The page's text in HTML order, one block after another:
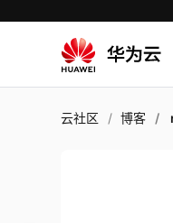
云社区 博客